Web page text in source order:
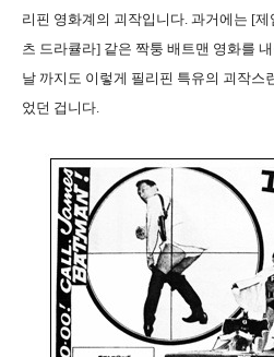
리핀 영화계의 괴작입니다. 과거에는 [
츠 드라큘라] 같은 짝퉁 배트맨 영화를
날 까지도 이렇게 필리핀 특유의 괴작스
었던 겁니다.